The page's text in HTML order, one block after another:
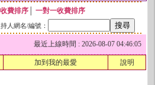
費排序
一對一收費排序
人網名/編號：
最近上線時間 : 2026-08-07 04:46:05
加到我的最愛 說明